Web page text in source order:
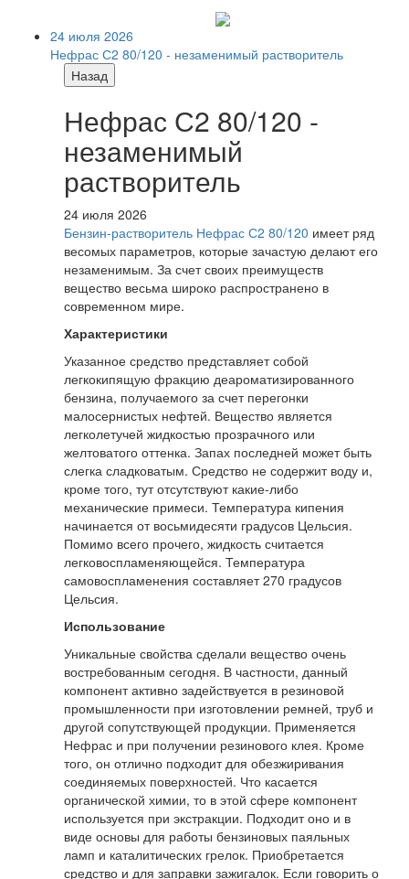
24 июля 2026
Нефрас С2 80/120 - незаменимый растворитель
Назад
Нефрас С2 80/120 -
незаменимый
растворитель
24 июля 2026
Бензин-растворитель Нефрас С2 80/120 имеет ряд
весомых параметров, которые зачастую делают его
незаменимым. За счет своих преимуществ
вещество весьма широко распространено в
современном мире.
Характеристики
Указанное средство представляет собой
легкокипящую фракцию деароматизированного
бензина, получаемого за счет перегонки
малосернистых нефтей. Вещество является
легколетучей жидкостью прозрачного или
желтоватого оттенка. Запах последней может быть
слегка сладковатым. Средство не содержит воду и,
кроме того, тут отсутствуют какие-либо
механические примеси. Температура кипения
начинается от восьмидесяти градусов Цельсия.
Помимо всего прочего, жидкость считается
легковоспламеняющейся. Температура
самовоспламенения составляет 270 градусов
Цельсия.
Использование
Уникальные свойства сделали вещество очень
востребованным сегодня. В частности, данный
компонент активно задействуется в резиновой
промышленности при изготовлении ремней, труб и
другой сопутствующей продукции. Применяется
Нефрас и при получении резинового клея. Кроме
того, он отлично подходит для обезжиривания
соединяемых поверхностей. Что касается
органической химии, то в этой сфере компонент
используется при экстракции. Подходит оно и в
виде основы для работы бензиновых паяльных
ламп и каталитических грелок. Приобретается
средство и для заправки зажигалок. Если говорить о